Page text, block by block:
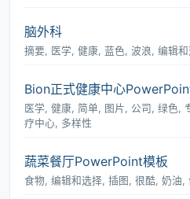
脑外科
摘要, 医学, 健康, 蓝色, 波浪, 编辑
Bion正式健康中心
医学, 健康, 简单, 图片, 公司, 绿色,
疗中心, 多样性
蔬菜餐厅PowerPoint模板
食物, 编辑和选择, 插图, 很酷, 奶油,